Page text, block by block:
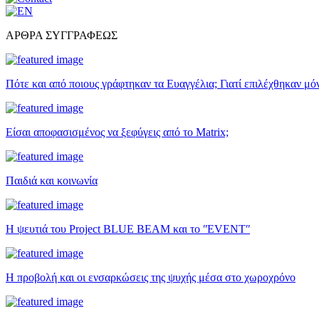
ΑΡΘΡΑ ΣΥΓΓΡΑΦΕΩΣ
Πότε και από ποιους γράφτηκαν τα Ευαγγέλια; Γιατί επιλέχθηκαν
Είσαι αποφασισμένος να ξεφύγεις από το Matrix;
Παιδιά και κοινωνία
Η ψευτιά του Project BLUE BEAM και το ʺEVENTʺ
Η προβολή και οι ενσαρκώσεις της ψυχής μέσα στο χωροχρόνο